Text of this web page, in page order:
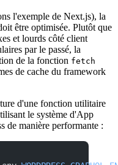
l'exemple de Next.js), la
être optimisée. Plutôt que
et lourds côté client
par le passé, la
de la fonction fetch
de cache du framework
d'une fonction utilitaire
le système d'App
de manière performante :